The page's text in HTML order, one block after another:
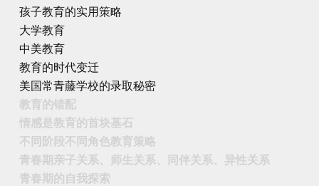
孩子教育的实用策略
大学教育
中美教育
教育的时代变迁
美国常青藤学校的录取秘密
教育的错配
情感是教育的首块基石
不同阶段不同角色教育策略
青春期亲子关系、师生关系、同伴关系、异性关系
青春期的自我探索